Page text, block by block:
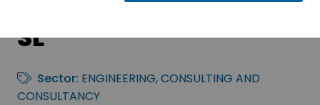
d’Enginyeria Solveris
SL
Sector: ENGINEERING, CONSULTING AND
CONSULTANCY